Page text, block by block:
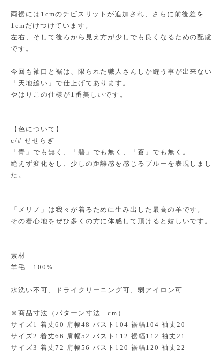
両裾には1cmのチビスリットが追加され、さらに前後差を
1cmだけつけています。
左右、そして後ろから見え方が少しでも良くなるための配慮
です。
今回も袖口と裾は、限られた職人さんしか縫う事が出来ない
「天地縫い」で仕上げてあります。
やはりこの仕様が1番美しいです。
【色について】
c/# せせらぎ
「青」でも無く、「碧」でも無く、「蒼」でも無く。
絶えず変化をし、少しの距離感を感じるブルーを表現しまし
た。
「メリノ」は我々が着るために生み出した最高の羊です。
その着心地をぜひ多くの方に体感して頂けると嬉しいです。
素材
羊毛 100%
水洗い不可、ドライクリーニング可、弱アイロン可
※商品寸法（パターン寸法 cm）
サイズ1 着丈60 肩幅48 バスト104 裾幅104 袖丈20
サイズ2 着丈66 肩幅52 バスト112 裾幅112 袖丈21
サイズ3 着丈72 肩幅56 バスト120 裾幅120 袖丈22